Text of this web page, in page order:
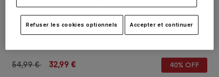
Chaussettes
Pièces de rechange
Pièces de rechange
Voir tout
Enfants
Pantalons
Bottes
Protections
Gants
Masques
Sac banane Fox Head
Price reduced from
54,99 €to32,99 € 40% OFF
Refuser les cookies optionnels Accepter et continuer